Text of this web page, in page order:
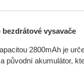
bezdrátové vysavače
2800mAh je
původní akumulátor,